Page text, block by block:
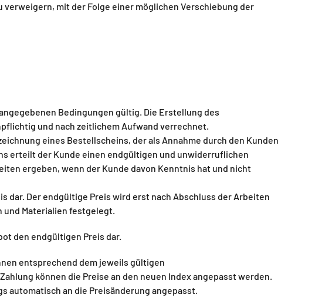
mit der Folge einer möglichen Verschiebung der
Bedingungen gültig. Die Erstellung des
und nach zeitlichem Aufwand verrechnet.
eines Bestellscheins, der als Annahme durch den Kunden
erteilt der Kunde einen endgültigen und unwiderruflichen
ergeben, wenn der Kunde davon Kenntnis hat und nicht
dar. Der endgültige Preis wird erst nach Abschluss der Arbeiten
und Materialien festgelegt.
den endgültigen Preis dar.
entsprechend dem jeweils gültigen
können die Preise an den neuen Index angepasst werden.
automatisch an die Preisänderung angepasst.